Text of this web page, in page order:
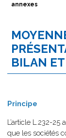
annexes
BILAN
Principe
L’article L.232-25
que les sociétés